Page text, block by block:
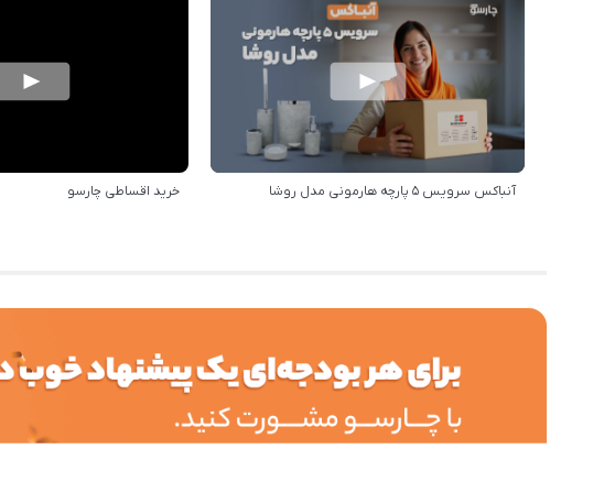
آنباکس سرویس 5 پارچه هارمونی مدل روشا خرید اقساطی چارسو